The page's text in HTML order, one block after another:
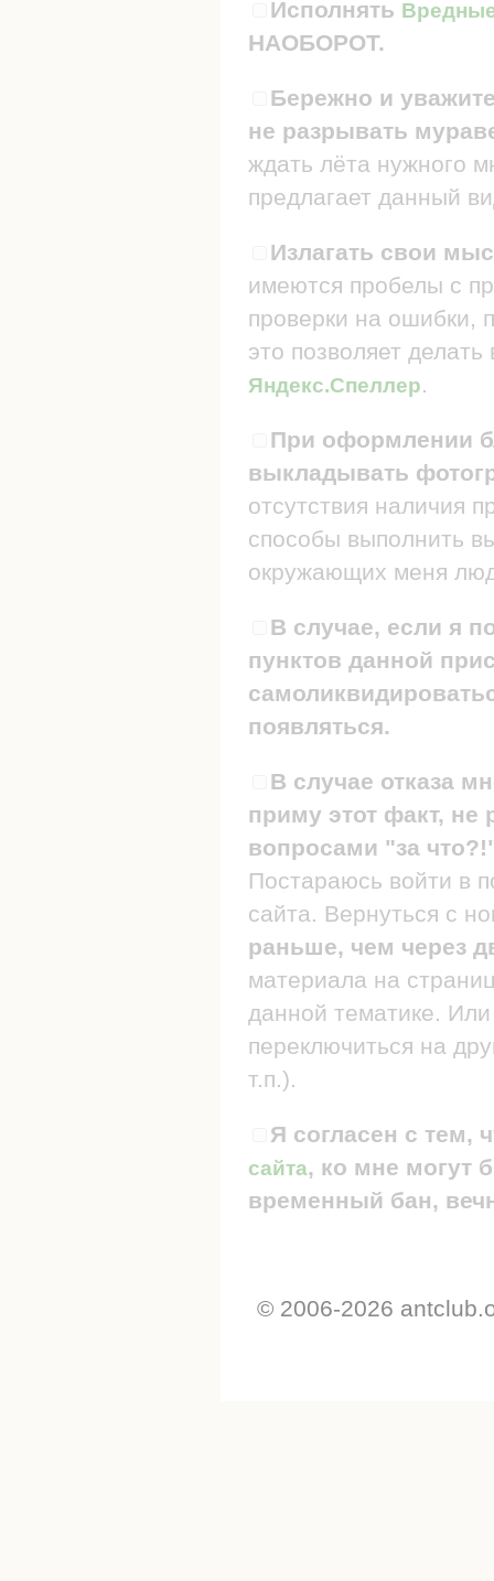
Исполнять
НАОБОРОТ.
Бережно и
не разрывать
ждать лёта нужного
предлагает данный
Излагать свои
имеются пробелы с
проверки на ошибки,
это позволяет
Яндекс.Спеллер.
При оформлении
выкладывать
отсутствия наличия
способы выполнить
окружающих меня
В случае, если я
пунктов данной
появляться.
В случае отказа
приму этот факт, не
вопросами "за
Постараюсь войти в
сайта. Вернуться с
раньше, чем через
материала на
данной тематике.
переключиться на
т.п.).
Я согласен с тем,
сайта, ко мне могут
временный бан,
© 2006-2026